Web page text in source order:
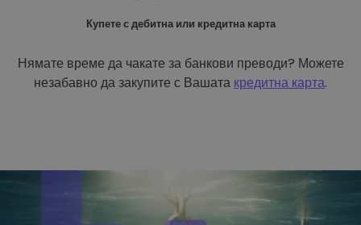
Купете с дебитна или кредитна карта
Нямате време да чакате за банкови преводи? Можете
незабавно да закупите с Вашата кредитна карта.